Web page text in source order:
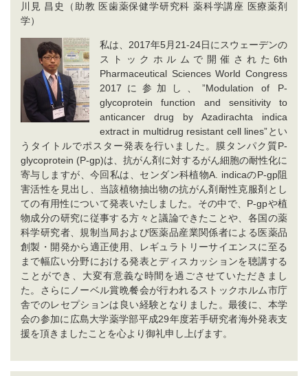
川見 昌史（助教 医歯薬保健学研究科 薬科学講座 医療薬剤
学）
私は、2017年5月21-24日にスウェーデンの
ストックホルムで開催された6th
Pharmaceutical Sciences World Congress
2017に参加し、”Modulation of P-
glycoprotein function and sensitivity to
anticancer drug by Azadirachta indica
extract in multidrug resistant cell lines”とい
うタイトルでポスター発表を行いました。膜タンパク質P-
glycoprotein (P-gp)は、抗がん剤に対するがん細胞の耐性化に
寄与しますが、今回私は、センダン科植物A. indicaのP-gp阻
害活性を見出し、当該植物抽出物の抗がん剤耐性克服剤とし
ての有用性について発表いたしました。その中で、P-gpや植
物成分の研究に従事する方々と議論できたことや、各国の薬
科学研究者、規制当局および医薬品産業関係者による医薬品
創製・開発から適正使用、レギュラトリーサイエンスに至る
まで幅広い分野における発表とディスカッションを聴講する
ことができ、大変有意義な時間を過ごさせていただきまし
た。さらにノーベル賞晩餐会が行われるストックホルム市庁
舎でのレセプションは良い経験となりました。最後に、本学
会の参加に広島大学薬学部平成29年度若手研究者海外発表支
援を頂きましたことを心より御礼申し上げます。